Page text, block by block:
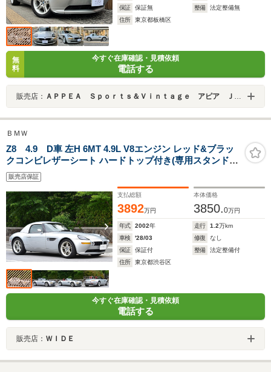
保証
保証無 整備
法定整備無
住所
東京都板橋区
無
料
今すぐ在庫確認・見積依頼
電話する
販売店： ＡＰＰＥＡ Ｓｐｏｒｔｓ＆Ｖｉｎｔａｇｅ アピア ＪＵ適正販売店
ＢＭＷ
Z8 4.9 D車 左H 6MT 4.9L V8エンジン レッド&ブラッ
クコンビレザーシート ハードトップ付き(専用スタンド付
き) ウィンドディフレクター トノカバー パワーシート シ
ートヒーター
販売店保証
支払総額
3892万円
本体価格
3850.0万円
年式 2002年 走行 1.2万km
車検
'28/03 修復
なし
保証
保証付 整備
法定整備付
住所
東京都渋谷区
今すぐ在庫確認・見積依頼
電話する
販売店： ＷＩＤＥ